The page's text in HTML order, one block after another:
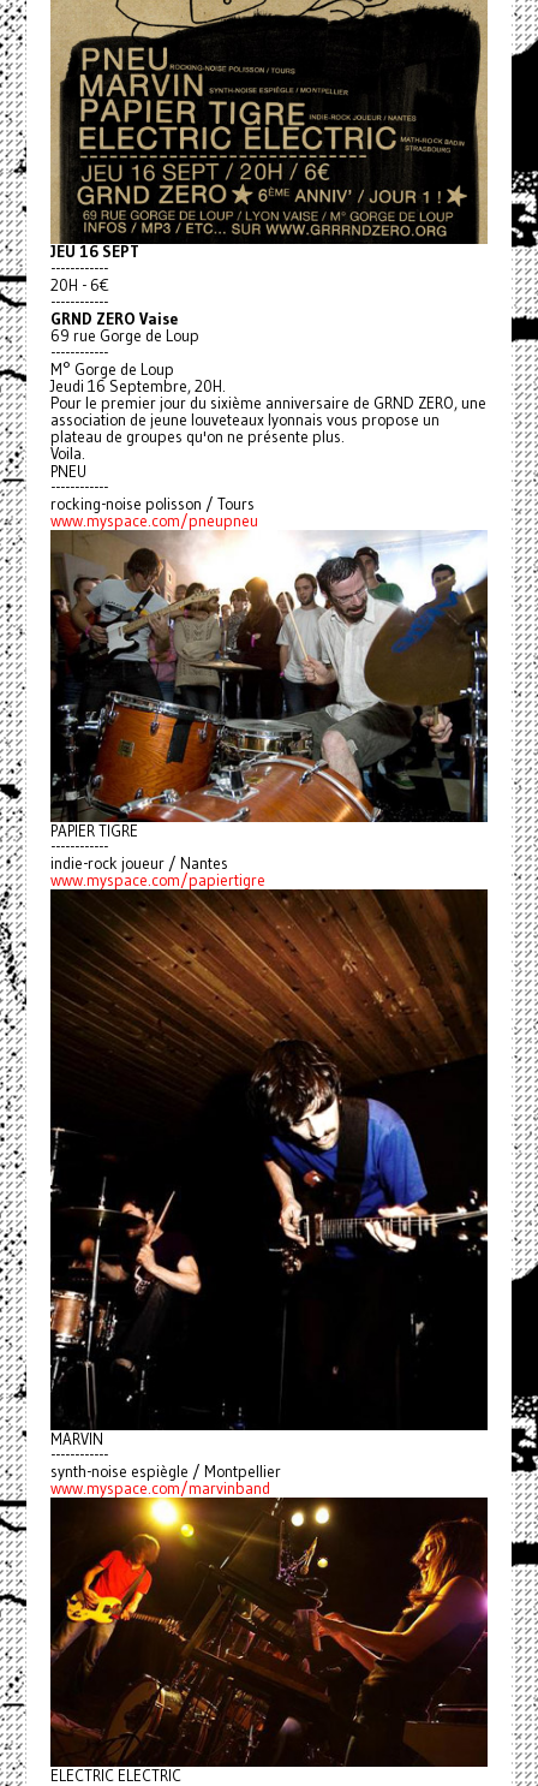
JEU 16 SEPT
------------
20H - 6€
------------
GRND ZERO Vaise
69 rue Gorge de Loup
------------
M° Gorge de Loup
Jeudi 16 Septembre, 20H.
Pour le premier jour du sixième anniversaire de GRND ZERO, une
association de jeune louveteaux lyonnais vous propose un
plateau de groupes qu'on ne présente plus.
Voila.
PNEU
------------
rocking-noise polisson / Tours
www.myspace.com/pneupneu
PAPIER TIGRE
------------
indie-rock joueur / Nantes
www.myspace.com/papiertigre
MARVIN
------------
synth-noise espiègle / Montpellier
www.myspace.com/marvinband
ELECTRIC ELECTRIC